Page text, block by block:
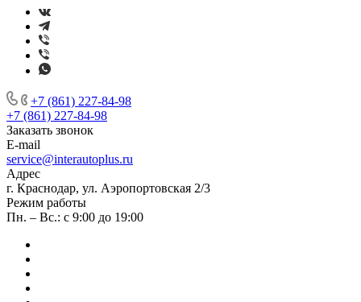
+7 (861) 227-84-98
+7 (861) 227-84-98
Заказать звонок
E-mail
service@interautoplus.ru
Адрес
г. Краснодар, ул. Аэропортовская 2/3
Режим работы
Пн. – Вс.: с 9:00 до 19:00